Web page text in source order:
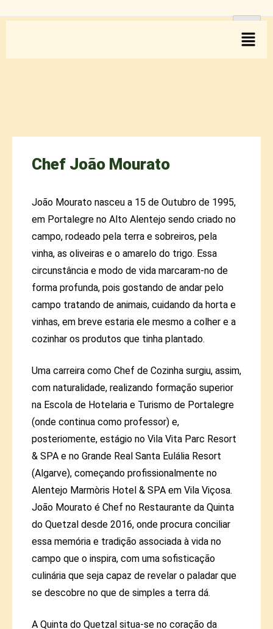
Chef João Mourato
João Mourato nasceu a 15 de Outubro de 1995,
em Portalegre no Alto Alentejo sendo criado no
campo, rodeado pela terra e sobreiros, pela
vinha, as oliveiras e o amarelo do trigo. Essa
circunstância e modo de vida marcaram-no de
forma profunda, pois gostando de andar pelo
campo tratando de animais, cuidando da horta e
vinhas, em breve estaria ele mesmo a colher e a
cozinhar os produtos que tinha plantado.
Uma carreira como Chef de Cozinha surgiu, assim,
com naturalidade, realizando formação superior
na Escola de Hotelaria e Turismo de Portalegre
(onde continua como professor) e,
posteriomente, estágio no Vila Vita Parc Resort
& SPA e no Grande Real Santa Eulália Resort
(Algarve), começando profissionalmente no
Alentejo Marmòris Hotel & SPA em Vila Viçosa.
João Mourato é Chef no Restaurante da Quinta
do Quetzal desde 2016, onde procura conciliar
essa memória e tradição associada à vida no
campo que o inspira, com uma sofisticação
culinária que seja capaz de revelar o paladar que
se descobre no que de simples a terra dá.
A Quinta do Quetzal situa-se no coração da